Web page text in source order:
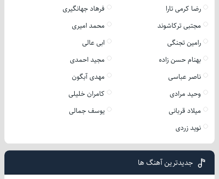
رضا کرمی تارا
فرهاد جهانگیری
مجتبی ترکاشوند
محمد امیری
رامین تجنگی
ابی عالی
بهنام حسن زاده
مجید احمدی
ناصر عباسی
مهدی آبگون
وحید مرادی
کامران خلیلی
میلاد قربانی
یوسف جمالی
نوید زردی
جدیدترین آهنگ ها